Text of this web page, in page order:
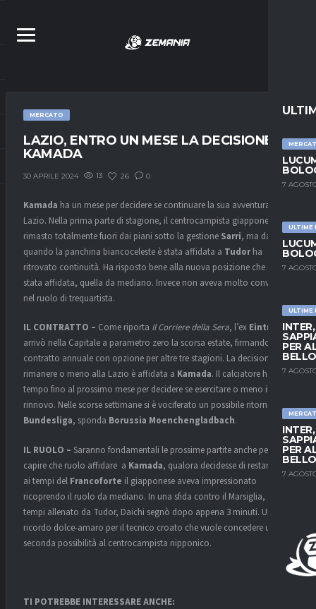
7
ULTIME
7
ULTIME
PER
7
PER
7
MERCATO
LAZIO, ENTRO UN MESE LA DECISIONE DI
KAMADA
30 APRILE 2024 13 26 0
Kamada ha un mese per decidere se continuare la sua avventura alla
Lazio. Nella prima parte di stagione, il centrocampista giapponese è
rimasto totalmente fuori dai piani sotto la gestione Sarri, ma da
quando la panchina biancoceleste è stata affidata a Tudorha
ritrovato continuità. Ha risposto bene alla nuova posizione che gli è
stata affidata, quella da mediano. Invece non aveva molto convinto
nel ruolo di trequartista.
IL CONTRATTO – Come riporta Il Corriere della Sera, l’ex Eintracht
arrivò nella Capitale a parametro zero la scorsa estate, firmando un
contratto annuale con opzione per altre tre stagioni. La decisione di
rimanere o meno alla Lazio è affidata a Kamada. Il calciatore ha
tempo fino al prossimo mese per decidere se esercitare o meno il
rinnovo. Nelle scorse settimane si è vociferato un possibile ritorno in
Bundesliga, sponda Borussia Moenchengladbach.
IL RUOLO – Saranno fondamentali le prossime partite anche per
capire che ruolo affidare a Kamada, qualora decidesse di restare. Già
ai tempi del Francoforte il giapponese aveva impressionato
ricoprendo il ruolo da mediano. In una sfida contro il Marsiglia, ai
tempi allenato da Tudor, Daichi segnò dopo appena 3 minuti. Un
ricordo dolce-amaro per il tecnico croato che vuole concedere una
seconda possibilità al centrocampista nipponico.
TI POTREBBE INTERESSARE ANCHE: